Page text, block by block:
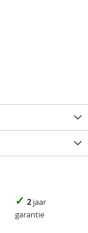
✓ 2 jaar
garantie